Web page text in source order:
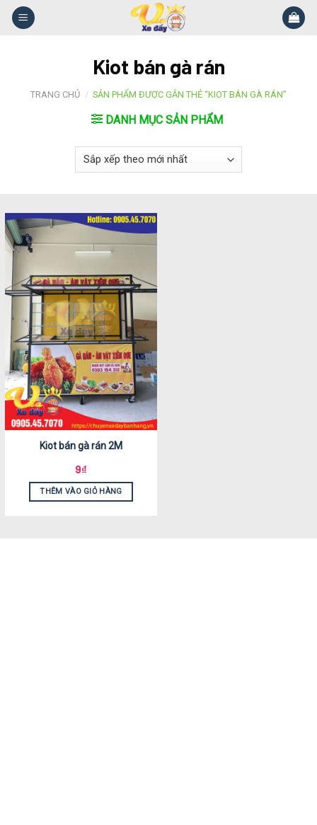
Skip
Kiot bán gà rán
TRANG CHỦ / SẢN PHẨM ĐƯỢC GẮN THẺ “KIOT BÁN GÀ RÁN”
DANH MỤC SẢN PHẨM
Kiot bán gà rán 2M
9₫
THÊM VÀO GIỎ HÀNG